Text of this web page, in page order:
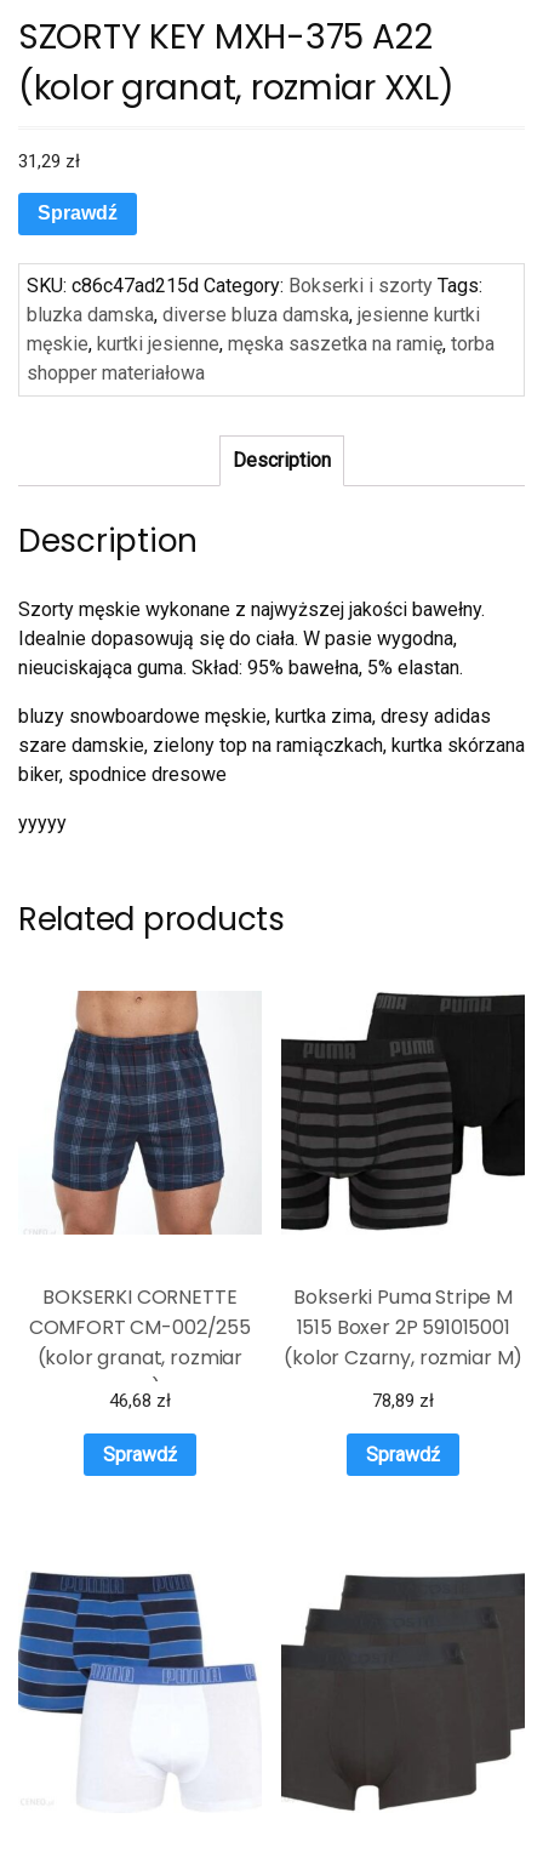
SZORTY KEY MXH-375 A22
(kolor granat, rozmiar XXL)
31,29 zł
Sprawdź
SKU: c86c47ad215d Category: Bokserki i szorty Tags:
bluzka damska, diverse bluza damska, jesienne kurtki
męskie, kurtki jesienne, męska saszetka na ramię, torba
shopper materiałowa
Description
Description
Szorty męskie wykonane z najwyższej jakości bawełny.
Idealnie dopasowują się do ciała. W pasie wygodna,
nieuciskająca guma. Skład: 95% bawełna, 5% elastan.
bluzy snowboardowe męskie, kurtka zima, dresy adidas
szare damskie, zielony top na ramiączkach, kurtka skórzana
biker, spodnice dresowe
yyyyy
Related products
BOKSERKI CORNETTE
COMFORT CM-002/255
(kolor granat, rozmiar
XXL)
46,68 zł
Sprawdź
Bokserki Puma Stripe M
1515 Boxer 2P 591015001
(kolor Czarny, rozmiar M)
78,89 zł
Sprawdź